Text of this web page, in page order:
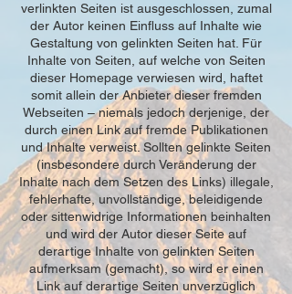
verlinkten Seiten ist ausgeschlossen, zumal
der Autor keinen Einfluss auf Inhalte wie
Gestaltung von gelinkten Seiten hat. Für
Inhalte von Seiten, auf welche von Seiten
dieser Homepage verwiesen wird, haftet
somit allein der Anbieter dieser fremden
Webseiten – niemals jedoch derjenige, der
durch einen Link auf fremde Publikationen
und Inhalte verweist. Sollten gelinkte Seiten
(insbesondere durch Veränderung der
Inhalte nach dem Setzen des Links) illegale,
fehlerhafte, unvollständige, beleidigende
oder sittenwidrige Informationen beinhalten
und wird der Autor dieser Seite auf
derartige Inhalte von gelinkten Seiten
aufmerksam (gemacht), so wird er einen
Link auf derartige Seiten unverzüglich